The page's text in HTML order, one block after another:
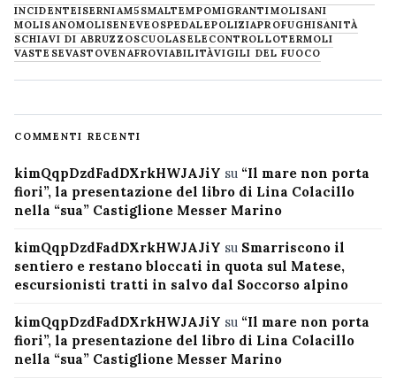
INCIDENTEISERNIAM5SMALTEMPOMIGRANTIMOLISANI
MOLISANOMOLISENEVE OSPEDALEPOLIZIAPROFUGHISANITÀ
SCHIAVI DI ABRUZZOSCUOLASELECONTROLLOTERMOLI
VASTESEVASTOVENAFROVIABILITÀVIGILI DEL FUOCO
COMMENTI RECENTI
kimQqpDzdFadDXrkHWJAJiY su “Il mare non porta
fiori”, la presentazione del libro di Lina Colacillo
nella “sua” Castiglione Messer Marino
kimQqpDzdFadDXrkHWJAJiY su Smarriscono il
sentiero e restano bloccati in quota sul Matese,
escursionisti tratti in salvo dal Soccorso alpino
kimQqpDzdFadDXrkHWJAJiY su “Il mare non porta
fiori”, la presentazione del libro di Lina Colacillo
nella “sua” Castiglione Messer Marino